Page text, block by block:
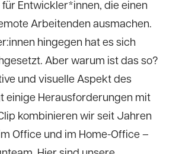
Entwickler*innen, die einen
Arbeitenden ausmachen.
hingegen hat es sich
Aber warum ist das so?
und visuelle Aspekt des
einige Herausforderungen mit
kombinieren wir seit Jahren
Office und im Home-Office –